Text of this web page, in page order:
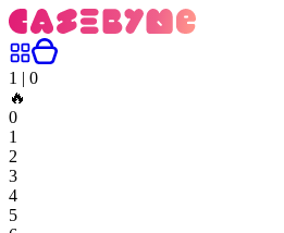
1 | 0
🔥
0
1
2
3
4
5